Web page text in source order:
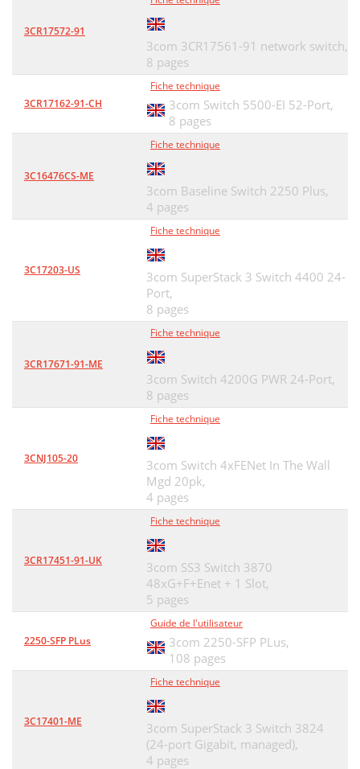
3CR17572-91
3com 3CR17561-91 network switch,
8 pages
3CR17162-91-CH
Fiche technique
3com Switch 5500-EI 52-Port,
8 pages
3C16476CS-ME
Fiche technique
3com Baseline Switch 2250 Plus,
4 pages
3C17203-US
Fiche technique
3com SuperStack 3 Switch 4400 24-
Port,
8 pages
3CR17671-91-ME
Fiche technique
3com Switch 4200G PWR 24-Port,
8 pages
3CNJ105-20
Fiche technique
3com Switch 4xFENet In The Wall
Mgd 20pk,
4 pages
3CR17451-91-UK
Fiche technique
3com SS3 Switch 3870
48xG+F+Enet + 1 Slot,
5 pages
2250-SFP PLus
Guide de l'utilisateur
3com 2250-SFP PLus,
108 pages
3C17401-ME
Fiche technique
3com SuperStack 3 Switch 3824
(24-port Gigabit, managed),
4 pages